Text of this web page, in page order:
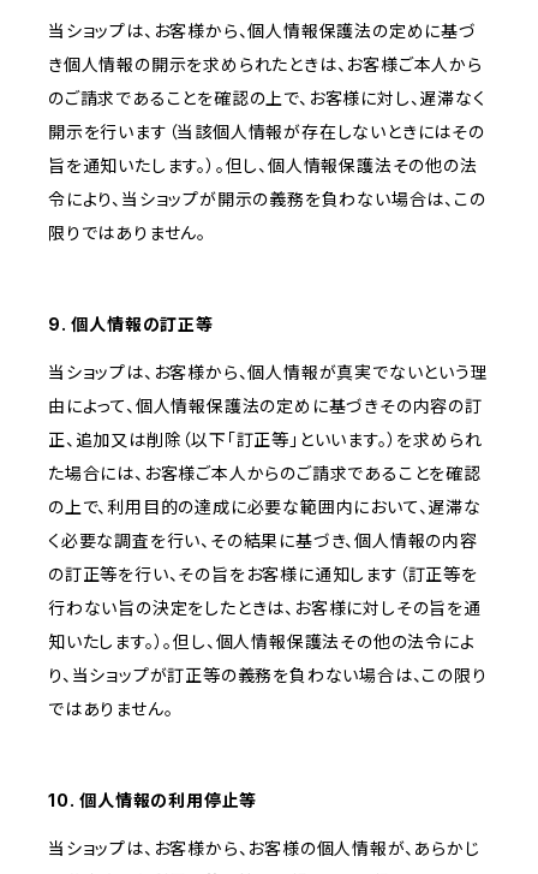
当ショップは、お客様から、個人情報保護法の定めに基づ
き個人情報の開示を求められたときは、お客様ご本人から
のご請求であることを確認の上で、お客様に対し、遅滞なく
開示を行います（当該個人情報が存在しないときにはその
旨を通知いたします。）。但し、個人情報保護法その他の法
令により、当ショップが開示の義務を負わない場合は、この
限りではありません。
9. 個人情報の訂正等
当ショップは、お客様から、個人情報が真実でないという理
由によって、個人情報保護法の定めに基づきその内容の訂
正、追加又は削除（以下「訂正等」といいます。）を求められ
た場合には、お客様ご本人からのご請求であることを確認
の上で、利用目的の達成に必要な範囲内において、遅滞な
く必要な調査を行い、その結果に基づき、個人情報の内容
の訂正等を行い、その旨をお客様に通知します（訂正等を
行わない旨の決定をしたときは、お客様に対しその旨を通
知いたします。）。但し、個人情報保護法その他の法令によ
り、当ショップが訂正等の義務を負わない場合は、この限り
ではありません。
10. 個人情報の利用停止等
当ショップは、お客様から、お客様の個人情報が、あらかじ